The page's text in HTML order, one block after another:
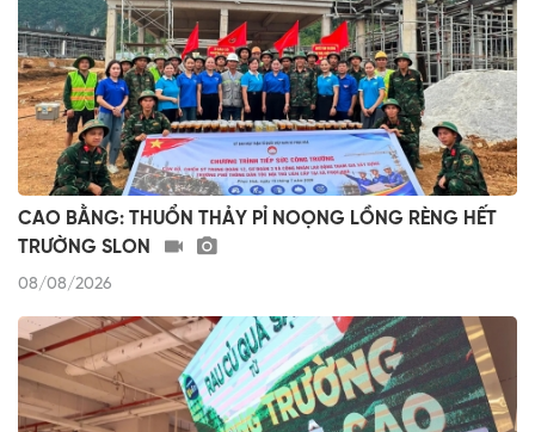
CAO BẰNG: THUỔN THẢY PỈ NOỌNG LỒNG RÈNG HẾT
TRƯỜNG SLON
08/08/2026